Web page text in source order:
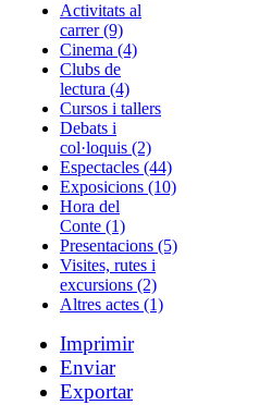
Activitats al
carrer (9)
Cinema (4)
Clubs de
lectura (4)
Cursos i tallers
Debats i
col·loquis (2)
Espectacles (44)
Exposicions (10)
Hora del
Conte (1)
Presentacions (5)
Visites, rutes i
excursions (2)
Altres actes (1)
Imprimir
Enviar
Exportar